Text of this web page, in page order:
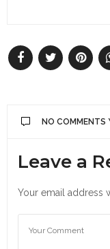
NO COMMENTS
Leave a
Your email address